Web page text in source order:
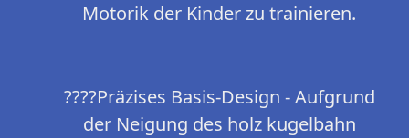
Motorik der Kinder zu trainieren.
????Präzises Basis-Design - Aufgrund
der Neigung des holz kugelbahn